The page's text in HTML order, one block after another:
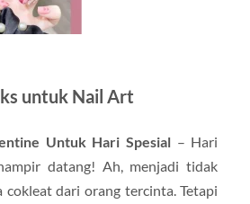
untuk Nail Art
Untuk Hari Spesial– Hari
datang! Ah, menjadi tidak
cokleat dari orang tercinta. Tetapi